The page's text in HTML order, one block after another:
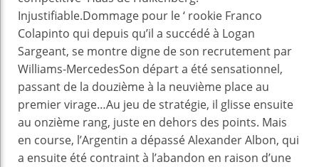
Injustifiable.Dommage pour le ‘ rookie Franco
Colapinto qui depuis qu’il a succédé à Logan
Sargeant, se montre digne de son recrutement par
Williams-MercedesSon départ a été sensationnel,
passant de la douzième à la neuvième place au
premier virage…Au jeu de stratégie, il glisse ensuite
au onzième rang, juste en dehors des points. Mais
en course, l’Argentin a dépassé Alexander Albon, qui
a ensuite été contraint à l’abandon en raison d’une